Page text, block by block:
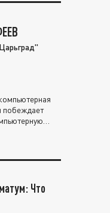
побеждает
Что